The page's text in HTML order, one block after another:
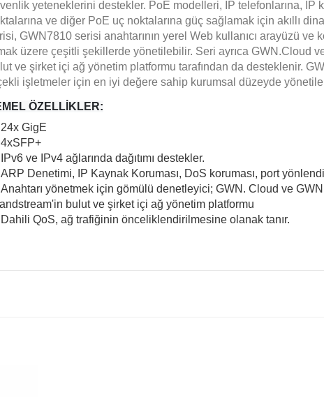
yeteneklerini destekler. PoE modelleri, IP telefonlarına, IP
ve diğer PoE uç noktalarına güç sağlamak için akıllı
GWN7810 serisi anahtarının yerel Web kullanıcı arayüzü ve
üzere çeşitli şekillerde yönetilebilir. Seri ayrıca GWN.Cloud
ve şirket içi ağ yönetim platformu tarafından da desteklenir.
işletmeler için en iyi değere sahip kurumsal düzeyde
ÖZELLIKLER:
24x GigE
4xSFP+
IPv6 ve IPv4 ağlarında dağıtımı destekler.
ARP Denetimi, IP Kaynak Koruması, DoS koruması, port
Anahtarı yönetmek için gömülü denetleyici; GWN. Cloud ve
bulut ve şirket içi ağ yönetim platformu
Dahili QoS, ağ trafiğinin önceliklendirilmesine olanak tanır.